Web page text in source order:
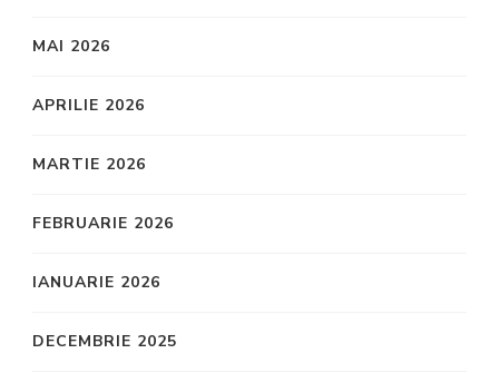
MAI 2026
APRILIE 2026
MARTIE 2026
FEBRUARIE 2026
IANUARIE 2026
DECEMBRIE 2025